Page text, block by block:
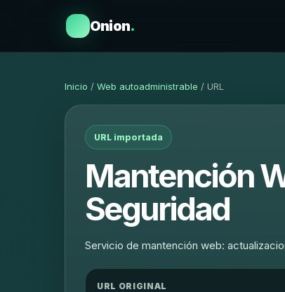
Onion.
Inicio / Web autoadministrable / URL
URL importada
Mantención
Seguridad
Servicio de mantención web:
URL ORIGINAL